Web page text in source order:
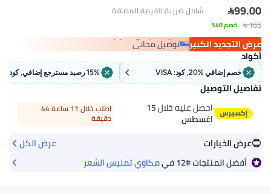
99.00
 165 خصم 40%
شامل ضريبة القيمة المضافة
عرض التجديد الكبير
أقل سعر في 7 يوم
توصيل مجاني
باقي 1 وحدات في المخزون
تم بيع +190 مؤخرًا
#12 في مكاوي تمليس الشعر
أكواد
خصم إضافي %20, كود: VISA 15% رصيد مسترجع إضافي, كود: كاش15
تفاصيل التوصيل
احصل عليه خلال15
اغسطس
اطلب خلال 11 ساعة 44
دقيقة
عرض الخيارات
عرض الكل
أفضل المنتجات#12 فيمكاوي تمليس الشعر